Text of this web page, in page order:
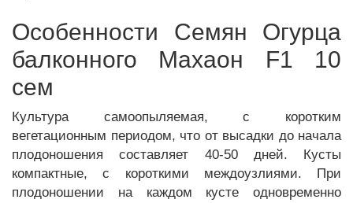
Особенности Семян Огурца
балконного Махаон F1 10
сем
Культура самоопыляемая, с коротким
вегетационным периодом, что от высадки до начала
плодоношения составляет 40-50 дней. Кусты
компактные, с короткими междоузлиями. При
плодоношении на каждом кусте одновременно